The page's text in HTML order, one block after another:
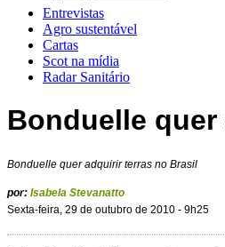
Entrevistas
Agro sustentável
Cartas
Scot na mídia
Radar Sanitário
Bonduelle
Bonduelle quer adquirir terras no Brasil
por: Isabela Stevanatto
Sexta-feira, 29 de outubro de 2010 - 9h25